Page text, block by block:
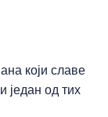
који славе
један од тих